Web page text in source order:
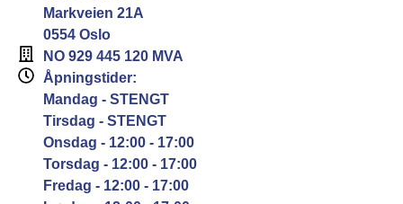
Markveien 21A
0554 Oslo
NO 929 445 120 MVA
Åpningstider:
Mandag - STENGT
Tirsdag - STENGT
Onsdag - 12:00 - 17:00
Torsdag - 12:00 - 17:00
Fredag - 12:00 - 17:00